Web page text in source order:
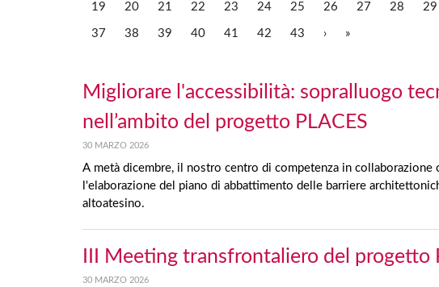
19 20 21 22 23 24 25 26 27 28 29
37 38 39 40 41 42 43 › »
Migliorare l'accessibilità: sopralluogo
nell’ambito del progetto PLACES
30 MARZO 2026
A metà dicembre, il nostro centro di competenza in collaborazione
l'elaborazione del piano di abbattimento delle barriere
altoatesino.
III Meeting transfrontaliero del progetto
30 MARZO 2026